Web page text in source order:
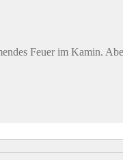
Feuer im Kamin.